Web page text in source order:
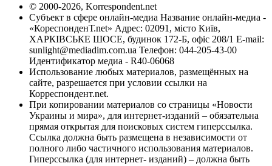
© 2000-2026, Korrespondent.net
Субъект в сфере онлайн-медиа Название онлайн-медиа -
«КореспонденТ.net» Адрес: 02091, місто Київ,
ХАРКІВСЬКЕ ШОСЕ, будинок 172-Б, офіс 208/1 E-mail:
sunlight@mediadim.com.ua Телефон: 044-205-43-00
Идентификатор медиа - R40-06068
Использование любых материалов, размещённых на
сайте, разрешается при условии ссылки на
Корреспондент.net.
При копировании материалов со страницы «Новости
Украины и мира», для интернет-изданий – обязательна
прямая открытая для поисковых систем гиперссылка.
Ссылка должна быть размещена в независимости от
полного либо частичного использования материалов.
Гиперссылка (для интернет- изданий) – должна быть